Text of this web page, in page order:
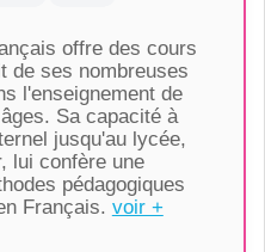
offre des cours
de ses nombreuses
l'enseignement de
Sa capacité à
jusqu'au lycée,
lui confère une
pédagogiques
Français. voir +